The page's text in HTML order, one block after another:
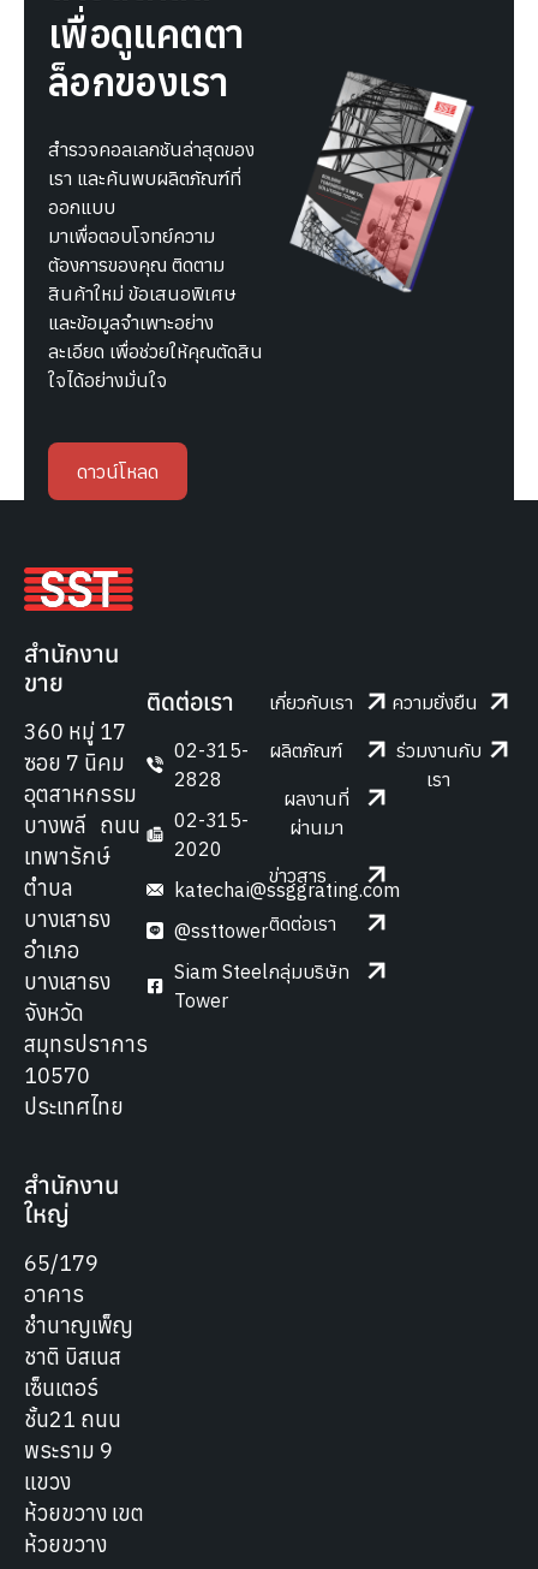
เพื่อดูแคตตา
ล็อกของเรา
สำรวจคอลเลกชันล่าสุดของ
เรา และค้นพบผลิตภัณฑ์ที่
ออกแบบ
มาเพื่อตอบโจทย์ความ
ต้องการของคุณ ติดตาม
สินค้าใหม่ ข้อเสนอพิเศษ
และข้อมูลจำเพาะอย่าง
ละเอียด เพื่อช่วยให้คุณตัดสิน
ใจได้อย่างมั่นใจ
ดาวน์โหลด
สำนักงาน
ขาย
360 หมู่ 17
ซอย 7 นิคม
อุตสาหกรรม
บางพลี ถนน
เทพารักษ์
ตำบล
บางเสาธง
อำเภอ
บางเสาธง
จังหวัด
สมุทรปราการ
10570
ประเทศไทย
สำนักงาน
ใหญ่
65/179
อาคาร
ชำนาญเพ็ญ
ชาติ บิสเนส
เซ็นเตอร์
ชั้น21 ถนน
พระราม 9
แขวง
ห้วยขวาง เขต
ห้วยขวาง
ติดต่อเรา
02-315-
2828
02-315-
2020
katechai@ssggrating.com
@ssttower
Siam Steel
Tower
เกี่ยวกับเรา
ผลิตภัณฑ์
ผลงานที่
ผ่านมา
ข่าวสาร
ติดต่อเรา
กลุ่มบริษัท
ความยั่งยืน
ร่วมงานกับ
เรา